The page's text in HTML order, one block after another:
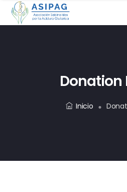
Donation
Inicio